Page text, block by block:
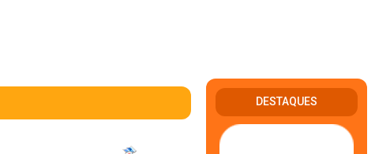
DESTAQUES